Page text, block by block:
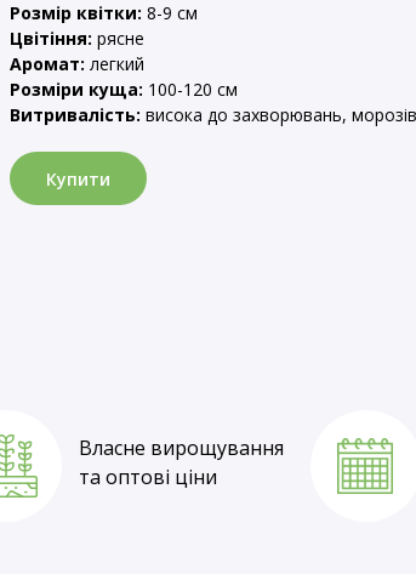
Розмір квітки: 8-9 см
Цвітіння: рясне
Аромат: легкий
Розміри куща: 100-120 см
Витривалість: висока до захворювань,
Купити
Власне вирощування
та оптові ціни